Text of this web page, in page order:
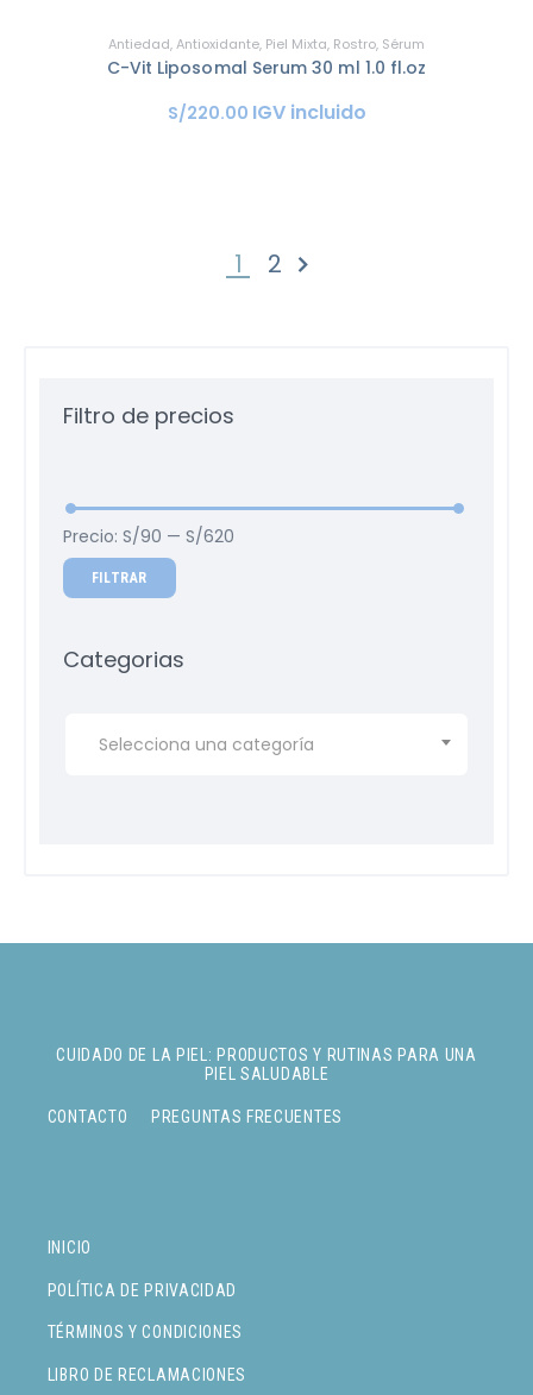
Antiedad,Antioxidante, Piel Mixta, Rostro, Sérum
C-Vit Liposomal Serum 30 ml 1.0 fl.oz
S/220.00 IGV incluido
1 2
Filtro de precios
FILTRAR
Precio:S/90 —S/620
Categorias
Selecciona una categoría
INICIO
POLÍTICA DE PRIVACIDAD
TÉRMINOS Y CONDICIONES
LIBRO DE RECLAMACIONES
CUIDADO DE LA PIEL: PRODUCTOS Y RUTINAS PARA UNA
PIEL SALUDABLE
CONTACTO PREGUNTAS FRECUENTES